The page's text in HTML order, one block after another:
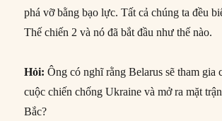
phá vỡ bằng bạo lực. Tất cả chúng ta đều
Thế chiến 2 và nó đã bắt đầu như thế nào.
Hỏi:Ông có nghĩ rằng Belarus sẽ tham gia
cuộc chiến chống Ukraine và mở ra mặt
Bắc?